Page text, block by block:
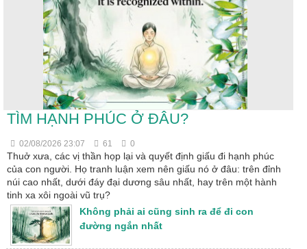
TÌM HẠNH PHÚC Ở ĐÂU?
02/08/2026 23:07 61 0
Thuở xưa, các vị thần họp lại và quyết định giấu đi hạnh phúc
của con người. Họ tranh luận xem nên giấu nó ở đâu: trên đỉnh
núi cao nhất, dưới đáy đại dương sâu nhất, hay trên một hành
tinh xa xôi ngoài vũ trụ?
Không phải ai cũng sinh ra để đi con
đường ngắn nhất